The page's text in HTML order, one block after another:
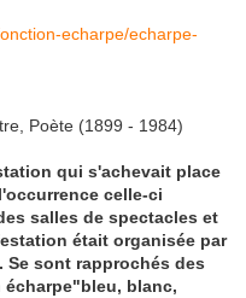
echarpe/echarpe-
Poète (1899 - 1984)
qui s'achevait place
celle-ci
salles de spectacles et
était organisée par
sont rapprochés des
blanc,